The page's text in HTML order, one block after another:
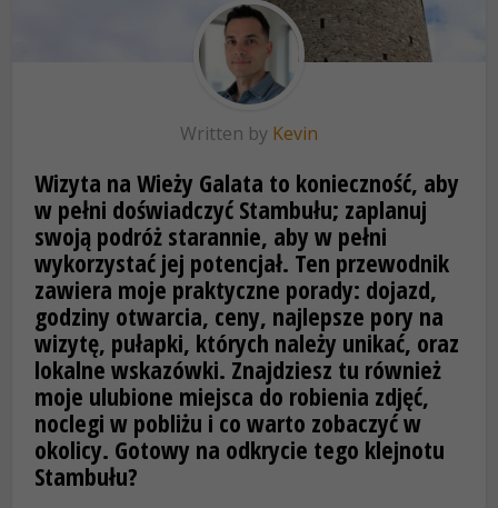
Written by Kevin
Wizyta na Wieży Galata to konieczność, aby
w pełni doświadczyć Stambułu; zaplanuj
swoją podróż starannie, aby w pełni
wykorzystać jej potencjał. Ten przewodnik
zawiera moje praktyczne porady: dojazd,
godziny otwarcia, ceny, najlepsze pory na
wizytę, pułapki, których należy unikać, oraz
lokalne wskazówki. Znajdziesz tu również
moje ulubione miejsca do robienia zdjęć,
noclegi w pobliżu i co warto zobaczyć w
okolicy. Gotowy na odkrycie tego klejnotu
Stambułu?